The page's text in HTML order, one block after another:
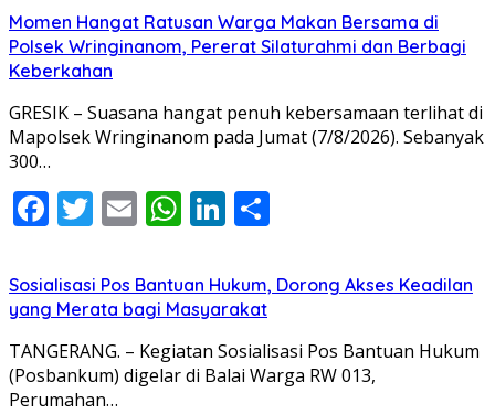
Momen Hangat Ratusan Warga Makan Bersama di
Polsek Wringinanom, Pererat Silaturahmi dan Berbagi
Keberkahan
GRESIK – Suasana hangat penuh kebersamaan terlihat di
Mapolsek Wringinanom pada Jumat (7/8/2026). Sebanyak
300…
Facebook
Twitter
EmailWhatsApp
LinkedIn
Sosialisasi Pos Bantuan Hukum, Dorong Akses Keadilan
yang Merata bagi Masyarakat
TANGERANG. – Kegiatan Sosialisasi Pos Bantuan Hukum
(Posbankum) digelar di Balai Warga RW 013,
Perumahan…